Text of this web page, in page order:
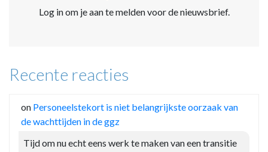
Log in om je aan te melden voor de nieuwsbrief.
Recente reacties
on Personeelstekort is niet belangrijkste oorzaak van
de wachttijden in de ggz
Tijd om nu echt eens werk te maken van een transitie